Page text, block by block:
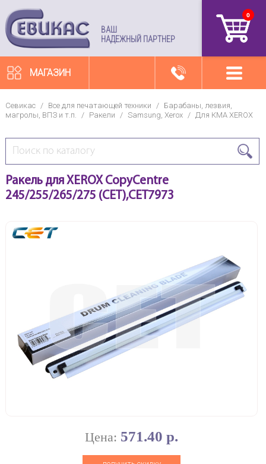
ВАШ
НАДЕЖНЫЙ ПАРТНЕР
0
МАГАЗИН
Севикас / Все для печатающей техники /
Барабаны, лезвия,
магролы, ВПЗ и т.п. / Ракели / Samsung, Xerox / Для КМА XEROX
Ракель для XEROX CopyCentre
245/255/265/275 (CET),CET7973
Цена: 571.40 р.